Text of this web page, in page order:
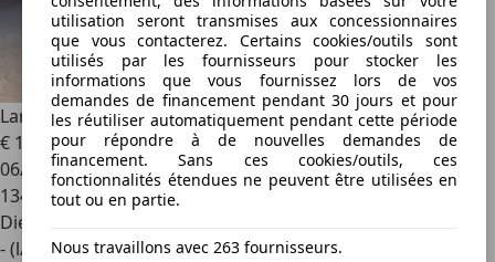
Land Rover Range Rover Evoque2.2 SD4 190 PRESTIGE
€ 13 990
06/2013
134 000 km
Diesel
- (l/100 km)
utilisation seront transmises aux concessionnaires
que vous contacterez. Certains cookies/outils sont
utilisés par les fournisseurs pour stocker les
informations que vous fournissez lors de vos
demandes de financement pendant 30 jours et pour
les réutiliser automatiquement pendant cette période
pour répondre à de nouvelles demandes de
financement. Sans ces cookies/outils, ces
fonctionnalités étendues ne peuvent être utilisées en
tout ou en partie.
Nous travaillons avec 263 fournisseurs.